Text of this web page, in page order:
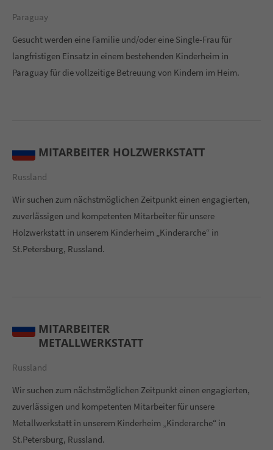
Paraguay
Gesucht werden eine Familie und/oder eine Single-Frau für
langfristigen Einsatz in einem bestehenden Kinderheim in
Paraguay für die vollzeitige Betreuung von Kindern im Heim.
MITARBEITER HOLZWERKSTATT
Russland
Wir suchen zum nächstmöglichen Zeitpunkt einen engagierten,
zuverlässigen und kompetenten Mitarbeiter für unsere
Holzwerkstatt in unserem Kinderheim „Kinderarche“ in
St.Petersburg, Russland.
MITARBEITER
METALLWERKSTATT
Russland
Wir suchen zum nächstmöglichen Zeitpunkt einen engagierten,
zuverlässigen und kompetenten Mitarbeiter für unsere
Metallwerkstatt in unserem Kinderheim „Kinderarche“ in
St.Petersburg, Russland.